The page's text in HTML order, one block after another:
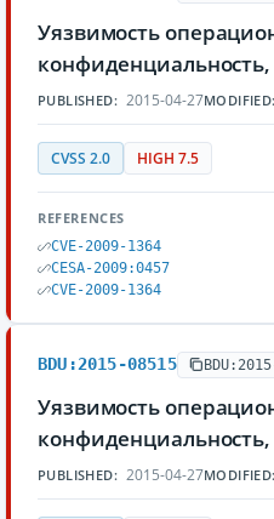
Уязвимость
PUBLISHED: 2015-04-27MODIFIED:
CVSS 2.0 HIGH 7.5
REFERENCES
CVE-2009-1364
CESA-2009:0457
CVE-2009-1364
BDU:2015-08515
Уязвимость
PUBLISHED: 2015-04-27MODIFIED: